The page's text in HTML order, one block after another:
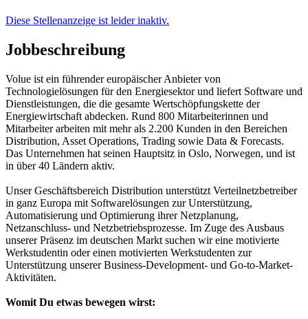
Diese Stellenanzeige ist leider inaktiv.
Jobbeschreibung
Volue ist ein führender europäischer Anbieter von
Technologielösungen für den Energiesektor und liefert Software und
Dienstleistungen, die die gesamte Wertschöpfungskette der
Energiewirtschaft abdecken. Rund 800 Mitarbeiterinnen und
Mitarbeiter arbeiten mit mehr als 2.200 Kunden in den Bereichen
Distribution, Asset Operations, Trading sowie Data & Forecasts.
Das Unternehmen hat seinen Hauptsitz in Oslo, Norwegen, und ist
in über 40 Ländern aktiv.
Unser Geschäftsbereich Distribution unterstützt Verteilnetzbetreiber
in ganz Europa mit Softwarelösungen zur Unterstützung,
Automatisierung und Optimierung ihrer Netzplanung,
Netzanschluss- und Netzbetriebsprozesse. Im Zuge des Ausbaus
unserer Präsenz im deutschen Markt suchen wir eine motivierte
Werkstudentin oder einen motivierten Werkstudenten zur
Unterstützung unserer Business-Development- und Go-to-Market-
Aktivitäten.
Womit Du etwas bewegen wirst: